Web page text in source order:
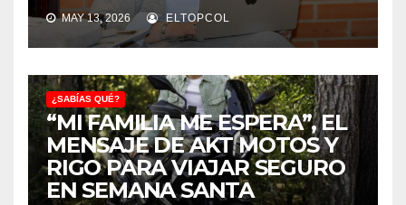
MAY 13, 2026 ELTOPCOL
¿SABÍAS QUÉ?
“MI FAMILIA ME ESPERA”, EL
MENSAJE DE AKT MOTOS Y
RIGO PARA VIAJAR SEGURO
EN SEMANA SANTA